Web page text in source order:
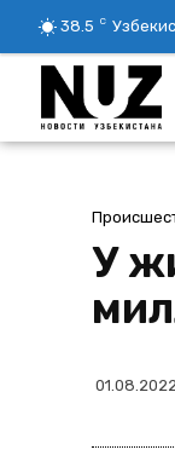
38.5 C
У